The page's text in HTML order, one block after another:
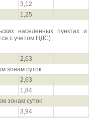
3,12
1,25
с учетом НДС)
2,63
зонам суток
2,63
1,84
зонам суток
3,94